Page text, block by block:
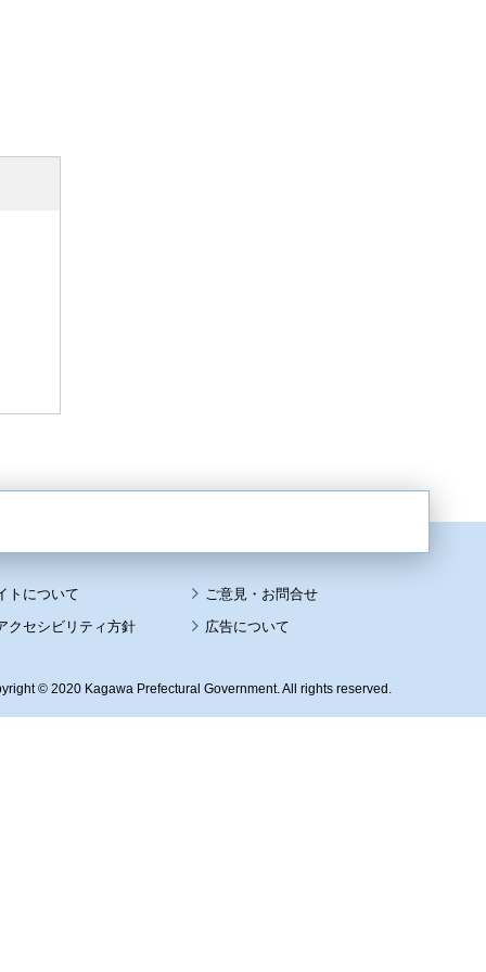
トについて
クセシビリティ方針
広告について
© 2020 Kagawa Prefectural Government. All rights reserved.